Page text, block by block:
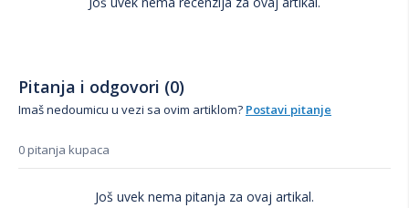
Pitanja i odgovori (0)
Imaš nedoumicu u vezi sa ovim artiklom? Postavi pitanje
0 pitanja kupaca
Još uvek nema pitanja za ovaj artikal.